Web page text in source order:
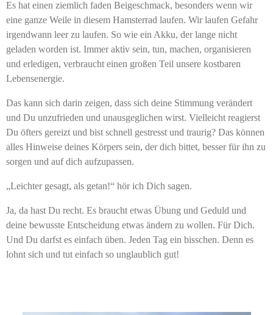
Es hat einen ziemlich faden Beigeschmack, besonders wenn wir
eine ganze Weile in diesem Hamsterrad laufen. Wir laufen Gefahr
irgendwann leer zu laufen. So wie ein Akku, der lange nicht
geladen worden ist. Immer aktiv sein, tun, machen, organisieren
und erledigen, verbraucht einen großen Teil unsere kostbaren
Lebensenergie.
Das kann sich darin zeigen, dass sich deine Stimmung verändert
und Du unzufrieden und unausgeglichen wirst. Vielleicht reagierst
Du öfters gereizt und bist schnell gestresst und traurig? Das können
alles Hinweise deines Körpers sein, der dich bittet, besser für ihn zu
sorgen und auf dich aufzupassen.
„Leichter gesagt, als getan!“ hör ich Dich sagen.
Ja, da hast Du recht. Es braucht etwas Übung und Geduld und
deine bewusste Entscheidung etwas ändern zu wollen. Für Dich.
Und Du darfst es einfach üben. Jeden Tag ein bisschen. Denn es
lohnt sich und tut einfach so unglaublich gut!